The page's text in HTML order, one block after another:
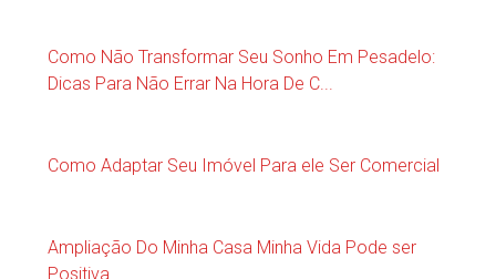
Como Não Transformar Seu Sonho Em Pesadelo:
Dicas Para Não Errar Na Hora De C...
Como Adaptar Seu Imóvel Para ele Ser Comercial
Ampliação Do Minha Casa Minha Vida Pode ser
Positiva